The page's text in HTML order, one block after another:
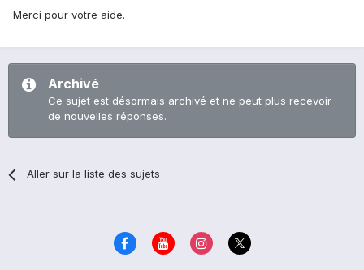
Merci pour votre aide.
Archivé
Ce sujet est désormais archivé et ne peut plus recevoir
de nouvelles réponses.
Aller sur la liste des sujets